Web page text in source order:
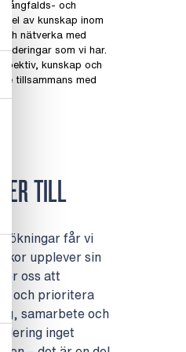
och
del av kunskap inom
nätverka med
som vi har.
kunskap och
tillsammans med
TILL
får vi
upplever sin
oss att
och prioritera
samarbete och
inget